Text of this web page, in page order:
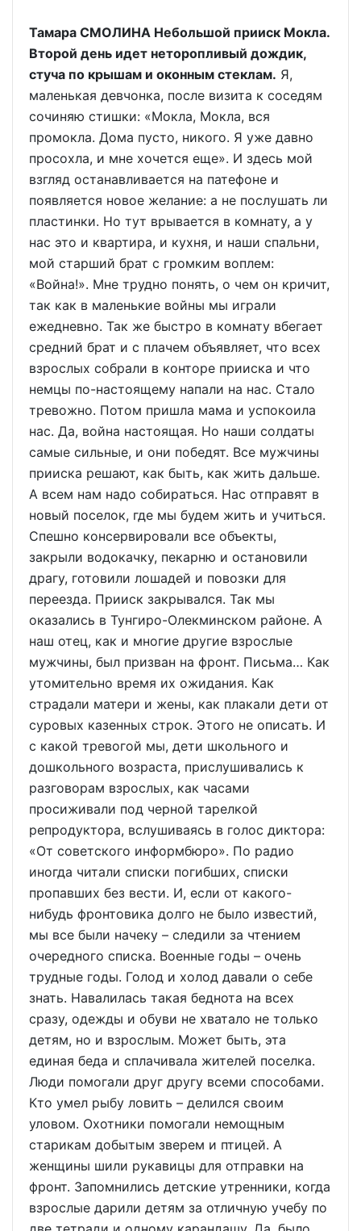
Тамара СМОЛИНА Небольшой прииск Мокла.
Второй день идет неторопливый дождик,
стуча по крышам и оконным стеклам. Я,
маленькая девчонка, после визита к соседям
сочиняю стишки: «Мокла, Мокла, вся
промокла. Дома пусто, никого. Я уже давно
просохла, и мне хочется еще». И здесь мой
взгляд останавливается на патефоне и
появляется новое желание: а не послушать ли
пластинки. Но тут врывается в комнату, а у
нас это и квартира, и кухня, и наши спальни,
мой старший брат с громким воплем:
«Война!». Мне трудно понять, о чем он кричит,
так как в маленькие войны мы играли
ежедневно. Так же быстро в комнату вбегает
средний брат и с плачем объявляет, что всех
взрослых собрали в конторе прииска и что
немцы по-настоящему напали на нас. Стало
тревожно. Потом пришла мама и успокоила
нас. Да, война настоящая. Но наши солдаты
самые сильные, и они победят. Все мужчины
прииска решают, как быть, как жить дальше.
А всем нам надо собираться. Нас отправят в
новый поселок, где мы будем жить и учиться.
Спешно консервировали все объекты,
закрыли водокачку, пекарню и остановили
драгу, готовили лошадей и повозки для
переезда. Прииск закрывался. Так мы
оказались в Тунгиро-Олекминском районе. А
наш отец, как и многие другие взрослые
мужчины, был призван на фронт. Письма… Как
утомительно время их ожидания. Как
страдали матери и жены, как плакали дети от
суровых казенных строк. Этого не описать. И
с какой тревогой мы, дети школьного и
дошкольного возраста, прислушивались к
разговорам взрослых, как часами
просиживали под черной тарелкой
репродуктора, вслушиваясь в голос диктора:
«От советского информбюро». По радио
иногда читали списки погибших, списки
пропавших без вести. И, если от какого-
нибудь фронтовика долго не было известий,
мы все были начеку – следили за чтением
очередного списка. Военные годы – очень
трудные годы. Голод и холод давали о себе
знать. Навалилась такая беднота на всех
сразу, одежды и обуви не хватало не только
детям, но и взрослым. Может быть, эта
единая беда и сплачивала жителей поселка.
Люди помогали друг другу всеми способами.
Кто умел рыбу ловить – делился своим
уловом. Охотники помогали немощным
старикам добытым зверем и птицей. А
женщины шили рукавицы для отправки на
фронт. Запомнились детские утренники, когда
взрослые дарили детям за отличную учебу по